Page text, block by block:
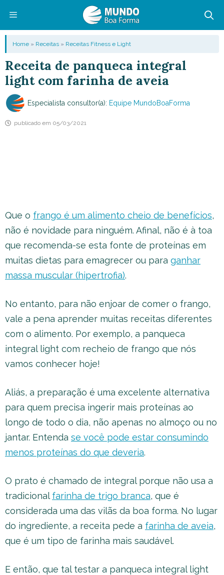
conteúdo
Menu
Home » Receitas » Receitas Fitness e Light
Receita de panqueca integral
light com farinha de aveia
Especialista consultor(a): Equipe MundoBoaForma
publicado em 05/03/2021
Que o frango é um alimento cheio de benefícios,
não é novidade para ninguém. Afinal, não é à toa
que recomenda-se esta fonte de proteínas em
muitas dietas para emagrecer ou para ganhar
massa muscular (hipertrofia).
No entanto, para não enjoar de comer o frango,
vale a pena aprender muitas receitas diferentes
com o alimento. Por exemplo, a panqueca
integral light com recheio de frango que nós
vamos conhecer hoje!
Aliás, a preparação é uma excelente alternativa
para quem precisa ingerir mais proteínas ao
longo de todo o dia, não apenas no almoço ou no
jantar. Entenda se você pode estar consumindo
menos proteínas do que deveria.
O prato é chamado de integral porque não usa a
tradicional farinha de trigo branca, que é
considerada uma das vilãs da boa forma. No lugar
do ingrediente, a receita pede a farinha de aveia,
que é um tipo de farinha mais saudável.
E então, que tal testar a panqueca integral light